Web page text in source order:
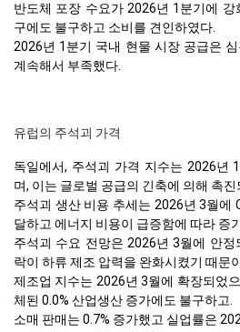
반도체 포장 수요가 2026년 1분기에
구에도 불구하고 소비를 견인하였다.
2026년 1분기 국내 현물 시장 공급은
계속해서 부족했다.
유럽의 주석괴 가격
독일에서, 주석괴 가격 지수는 2026년
며, 이는 글로벌 공급의 긴축에 의해 촉진
주석괴 생산 비용 추세는 2026년 3월에
달하고 에너지 비용이 급증함에 따라 증
주석괴 수요 전망은 2026년 3월에 안정
락이 하류 제조 압력을 완화시켰기 때문
제조업 지수는 2026년 3월에 확장되었
체된 0.0% 산업생산 증가에도 불구하고.
소매 판매는 0.7% 증가했고 실업률은